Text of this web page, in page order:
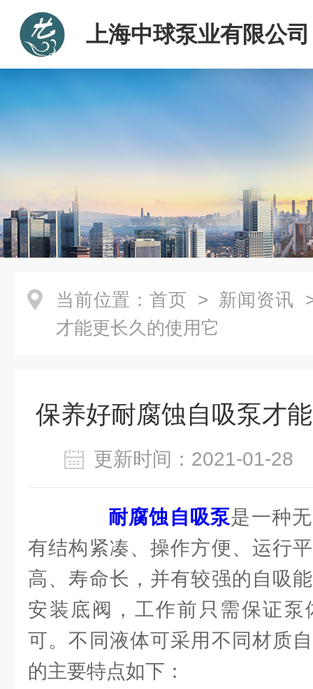
上海中球泵业有限公司
当前位置： 首页 > 新闻资讯
才能更长久的使用它
保养好耐腐蚀自吸泵才
更新时间：2021-01-
耐腐蚀自吸泵是一种
有结构紧凑、操作方便、运行
高、寿命长，并有较强的自吸
安装底阀，工作前只需保证
可。不同液体可采用不同材质
的主要特点如下：